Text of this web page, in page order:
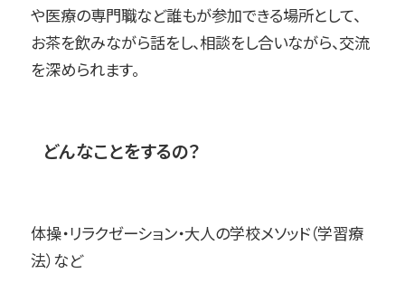
や医療の専門職など誰もが参加できる場所として、
お茶を飲みながら話をし、相談をし合いながら、交流
を深められます。
どんなことをするの？
体操・リラクゼーション・大人の学校メソッド（学習療
法）など